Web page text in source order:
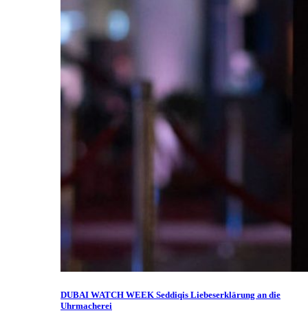
DUBAI WATCH WEEK Seddiqis Liebeserklärung an die
Uhrmacherei